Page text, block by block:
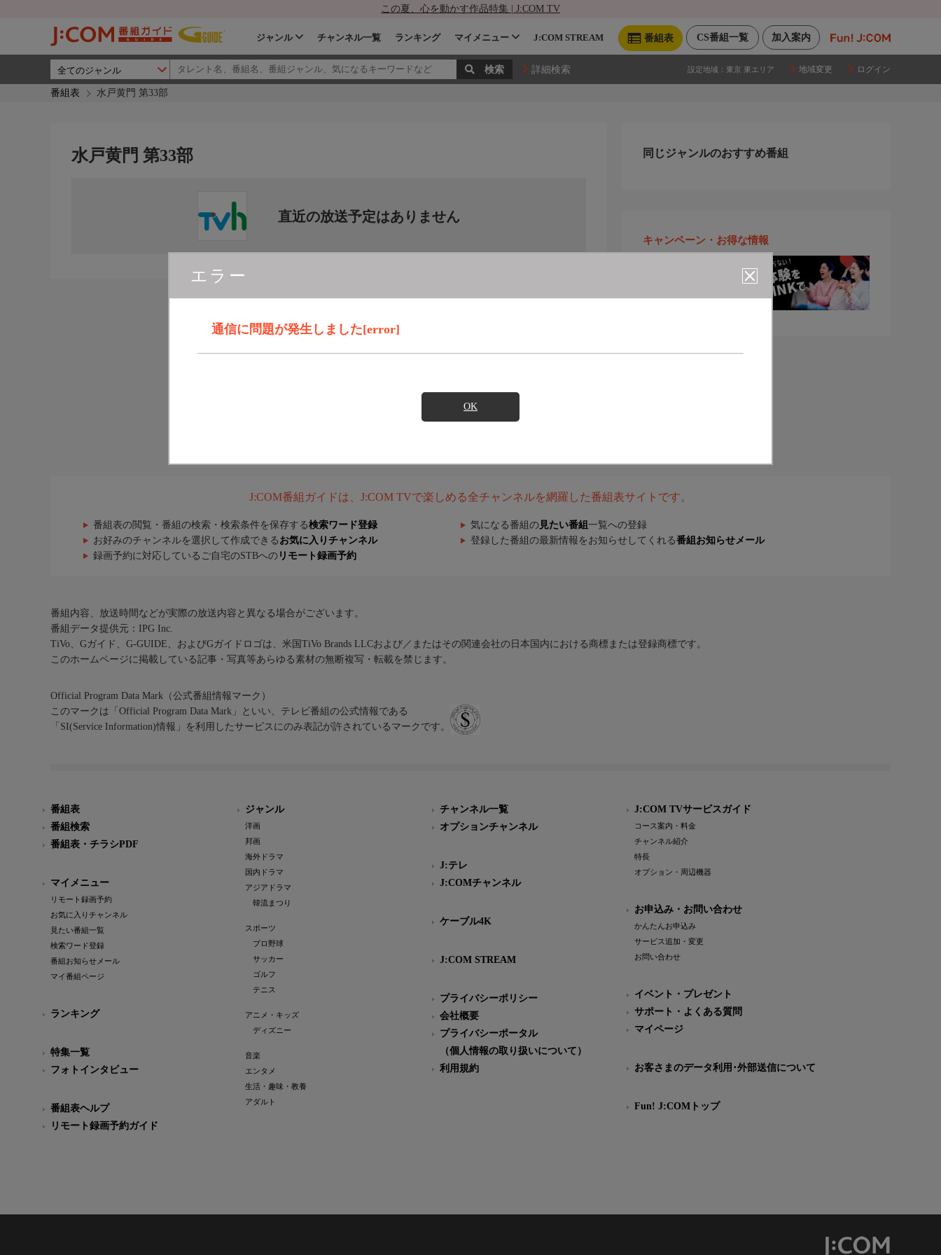
この夏、心を動かす作品特集 | J:COM TV
加入案内
CS番組一覧
番組表
ジャンル チャンネル一覧 ランキング マイメニュー J:COM STREAM
詳細検索 設定地域： 東京 東エリア 地域変更 ログイン
番組表 水戸黄門 第33部
エラー
通信に問題が発生しました[error]
OK
水戸黄門 第33部
直近の放送予定はありません
同じジャンルのおすすめ番組
キャンペーン・お得な情報
J:COM番組ガイドは、J:COM TVで楽しめる全チャンネルを網羅した番組表サイトです。
番組表の閲覧・番組の検索・検索条件を保存する検索ワード登録 気になる番組の 見たい番組 一覧への登録
お好みのチャンネルを選択して作成できる お気に入りチャンネル 登録した番組の最新情報をお知らせしてくれる番組お知らせメール
録画予約に対応しているご自宅のSTBへの リモート録画予約
番組内容、放送時間などが実際の放送内容と異なる場合がございます。
番組データ提供元：IPG Inc.
TiVo、Gガイド、G-GUIDE、およびGガイドロゴは、米国TiVo Brands LLCおよび／またはその関連会社の日本国内における商標または登録商標です。
このホームページに掲載している記事・写真等あらゆる素材の無断複写・転載を禁じます。
Official Program Data Mark（公式番組情報マーク）
このマークは「Official Program Data Mark」といい、テレビ番組の公式情報である
「SI(Service Information)情報」を利用したサービスにのみ表記が許されているマークです。
番組表
番組検索
番組表・チラシPDF
マイメニュー
リモート録画予約
お気に入りチャンネル
見たい番組一覧
検索ワード登録
番組お知らせメール
マイ番組ページ
ランキング
特集一覧
フォトインタビュー
番組表ヘルプ
リモート録画予約ガイド
ジャンル
洋画
邦画
海外ドラマ
国内ドラマ
アジアドラマ
韓流まつり
スポーツ
プロ野球
サッカー
ゴルフ
テニス
アニメ・キッズ
ディズニー
音楽
エンタメ
生活・趣味・教養
アダルト
チャンネル一覧
オプションチャンネル
J:テレ
J:COMチャンネル
ケーブル4K
J:COM STREAM
プライバシーポリシー
会社概要
プライバシーポータル
（個人情報の取り扱いについて）
利用規約
J:COM TVサービスガイド
コース案内・料金
チャンネル紹介
特長
オプション・周辺機器
お申込み・お問い合わせ
かんたんお申込み
サービス追加・変更
お問い合わせ
イベント・プレゼント
サポート・よくある質問
マイページ
お客さまのデータ利用･外部送信について
Fun! J:COMトップ